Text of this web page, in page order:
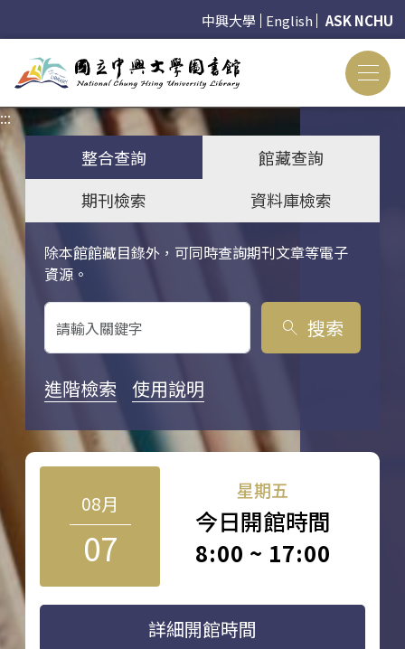
中興大學 English ASK NCHU
:::
整合查詢
館藏查詢
期刊檢索
資料庫檢索
除本館館藏目錄外，可同時查詢期刊文章等電子
資源。
關鍵字搜尋
search 搜索
進階檢索 使用說明
08月
07
星期五
今日開館時間
8:00 ~ 17:00
詳細開館時間